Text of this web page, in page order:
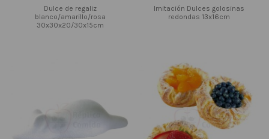
Dulce de regaliz
blanco/amarillo/rosa
30x30x20/30x15cm
Imitación Dulces golosinas
redondas 13x16cm